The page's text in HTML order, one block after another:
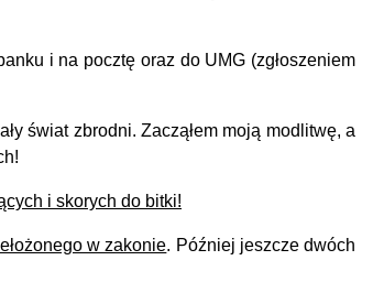
i na pocztę oraz do UMG (zgłoszeniem
świat zbrodni. Zacząłem moją modlitwę, a
i skorych do bitki!
w zakonie. Później jeszcze dwóch